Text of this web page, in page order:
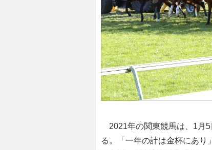
2021年の関東競馬は、1月5
る。「一年の計は金杯にあり